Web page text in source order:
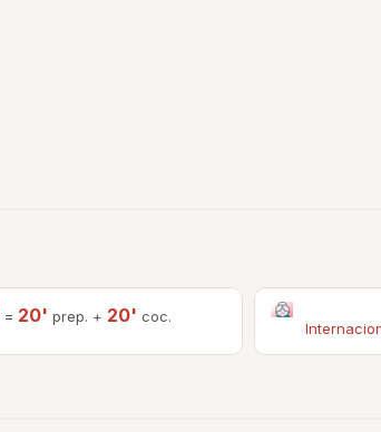
= 20' prep. + 20' coc.